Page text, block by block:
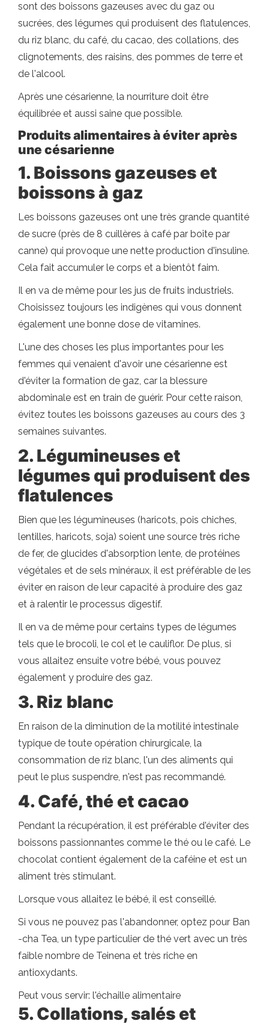
sont des boissons gazeuses avec du gaz ou
sucrées, des légumes qui produisent des flatulences,
du riz blanc, du café, du cacao, des collations, des
clignotements, des raisins, des pommes de terre et
de l'alcool.
Après une césarienne, la nourriture doit être
équilibrée et aussi saine que possible.
Produits alimentaires à éviter après
une césarienne
1. Boissons gazeuses et
boissons à gaz
Les boissons gazeuses ont une très grande quantité
de sucre (près de 8 cuillères à café par boîte par
canne) qui provoque une nette production d'insuline.
Cela fait accumuler le corps et a bientôt faim.
Il en va de même pour les jus de fruits industriels.
Choisissez toujours les indigènes qui vous donnent
également une bonne dose de vitamines.
L'une des choses les plus importantes pour les
femmes qui venaient d'avoir une césarienne est
d'éviter la formation de gaz, car la blessure
abdominale est en train de guérir. Pour cette raison,
évitez toutes les boissons gazeuses au cours des 3
semaines suivantes.
2. Légumineuses et
légumes qui produisent des
flatulences
Bien que les légumineuses (haricots, pois chiches,
lentilles, haricots, soja) soient une source très riche
de fer, de glucides d'absorption lente, de protéines
végétales et de sels minéraux, il est préférable de les
éviter en raison de leur capacité à produire des gaz
et à ralentir le processus digestif.
Il en va de même pour certains types de légumes
tels que le brocoli, le col et le cauliflor. De plus, si
vous allaitez ensuite votre bébé, vous pouvez
également y produire des gaz.
3. Riz blanc
En raison de la diminution de la motilité intestinale
typique de toute opération chirurgicale, la
consommation de riz blanc, l'un des aliments qui
peut le plus suspendre, n'est pas recommandé.
4. Café, thé et cacao
Pendant la récupération, il est préférable d'éviter des
boissons passionnantes comme le thé ou le café. Le
chocolat contient également de la caféine et est un
aliment très stimulant.
Lorsque vous allaitez le bébé, il est conseillé.
Si vous ne pouvez pas l'abandonner, optez pour Ban
-cha Tea, un type particulier de thé vert avec un très
faible nombre de Teinena et très riche en
antioxydants.
Peut vous servir: l'échaille alimentaire
5. Collations, salés et